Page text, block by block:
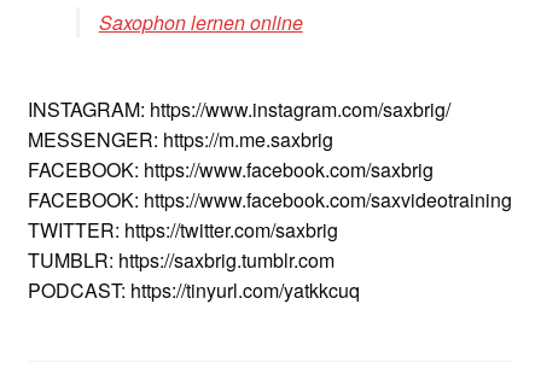
Saxophon lernen online
INSTAGRAM: https://www.instagram.com/saxbrig/
MESSENGER: https://m.me.saxbrig
FACEBOOK: https://www.facebook.com/saxbrig
FACEBOOK: https://www.facebook.com/saxvideotraining
TWITTER: https://twitter.com/saxbrig
TUMBLR: https://saxbrig.tumblr.com
PODCAST: https://tinyurl.com/yatkkcuq